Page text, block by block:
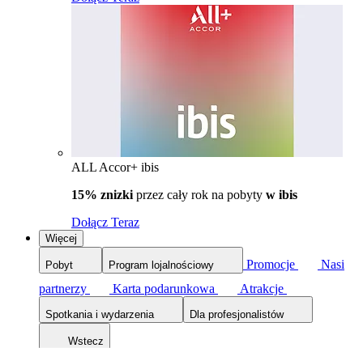
ALL Accor+ ibis
15% znizki przez cały rok na pobyty w ibis
Dołącz Teraz
Więcej
Pobyt Program lojalnościowy Promocje
Nasi
partnerzy
Karta podarunkowa Atrakcje
Spotkania i wydarzenia Dla profesjonalistów
Wstecz